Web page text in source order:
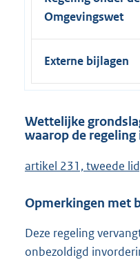
Omgevingswet
Externe bijlagen
Wettelijke
waarop de regeling
artikel 231, tweede
Opmerkingen met
Deze regeling
onbezoldigd